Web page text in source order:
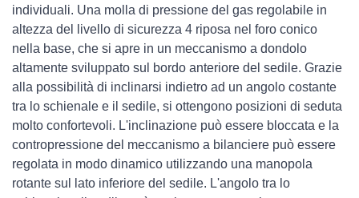
individuali. Una molla di pressione del gas regolabile in
altezza del livello di sicurezza 4 riposa nel foro conico
nella base, che si apre in un meccanismo a dondolo
altamente sviluppato sul bordo anteriore del sedile. Grazie
alla possibilità di inclinarsi indietro ad un angolo costante
tra lo schienale e il sedile, si ottengono posizioni di seduta
molto confortevoli. L'inclinazione può essere bloccata e la
contropressione del meccanismo a bilanciere può essere
regolata in modo dinamico utilizzando una manopola
rotante sul lato inferiore del sedile. L'angolo tra lo